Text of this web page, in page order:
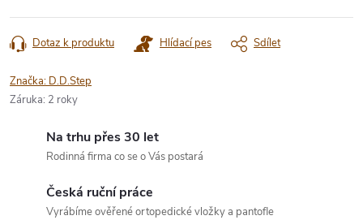
Dotaz k produktu Hlídací pes Sdílet
Značka: D.D.Step
Záruka: 2 roky
Na trhu přes 30 let
Rodinná firma co se o Vás postará
Česká ruční práce
Vyrábíme ověřené ortopedické vložky a pantofle